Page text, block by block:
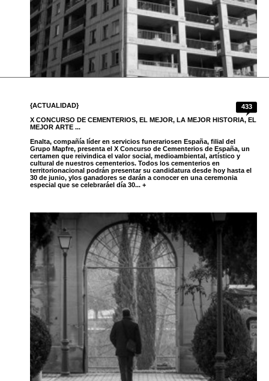
433
{ACTUALIDAD}
X CONCURSO DE CEMENTERIOS, EL MEJOR, LA MEJOR HISTORIA, EL
MEJOR ARTE ...
Enalta, compañía líder en servicios funerariosen España, filial del
Grupo Mapfre, presenta el X Concurso de Cementerios de España, un
certamen que reivindica el valor social, medioambiental, artístico y
cultural de nuestros cementerios. Todos los cementerios en
territorionacional podrán presentar su candidatura desde hoy hasta el
30 de junio, ylos ganadores se darán a conocer en una ceremonia
especial que se celebraráel día 30... +